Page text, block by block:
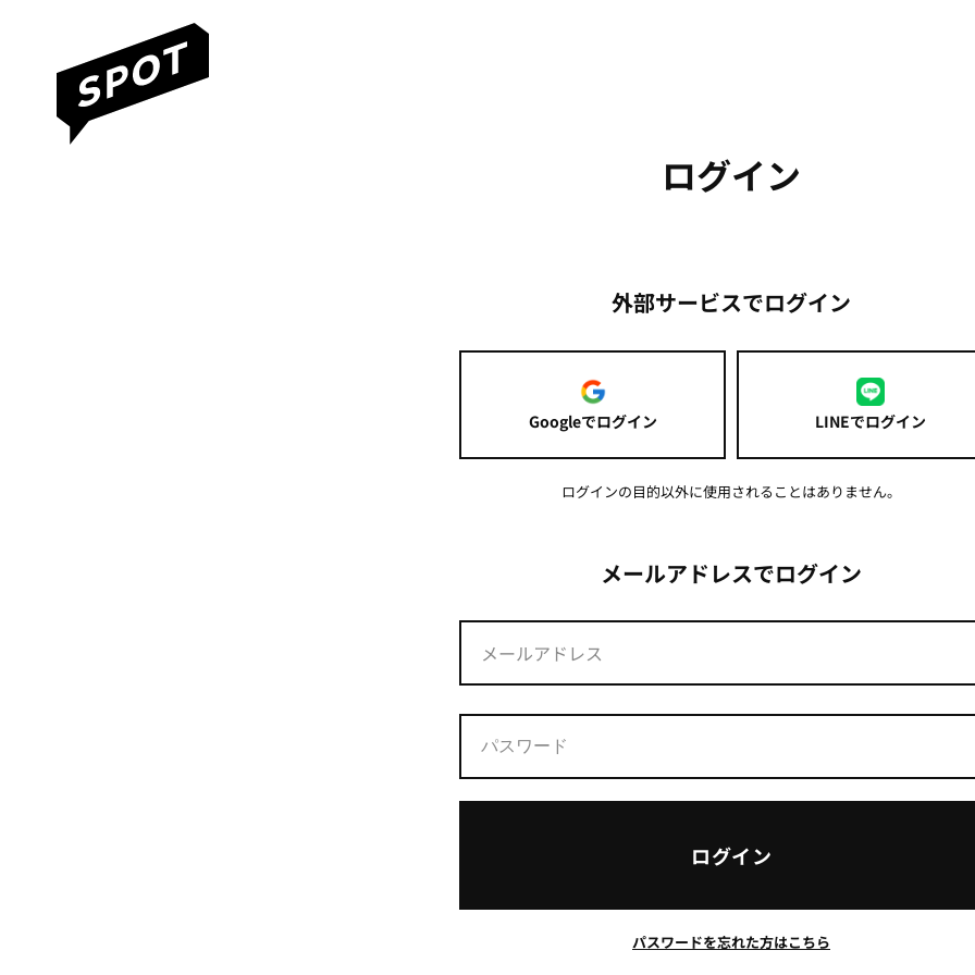
ログイン
外部サービスでログイン
Googleでログイン LINEでログイン
ログインの目的以外に使用されることはありません。
メールアドレスでログイン
ログイン
パスワードを忘れた方はこちら